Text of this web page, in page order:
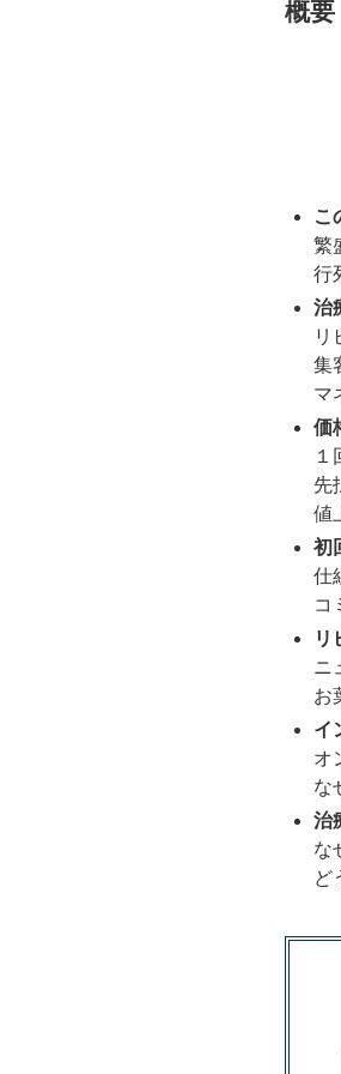
概要
こ
繁
行
治
リ
集
マ
価
１
先
値
初
仕
コ
リ
ニ
お
イ
オ
な
治
な
ど